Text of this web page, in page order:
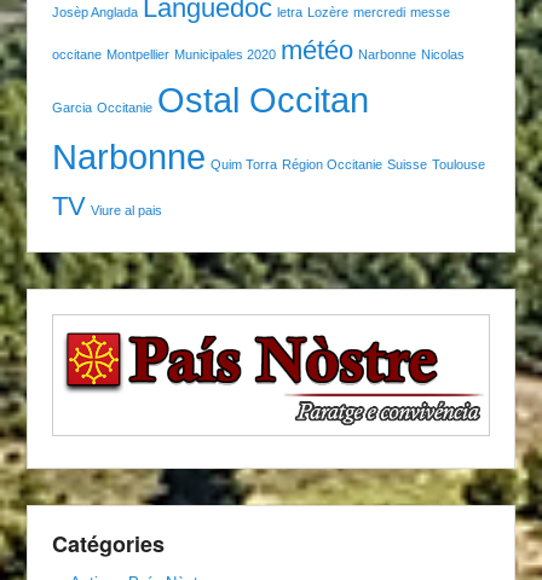
Josèp Anglada Languedoc letra Lozère mercredi messe
occitane Montpellier Municipales 2020 météo Narbonne Nicolas
Garcia Occitanie Ostal Occitan
Narbonne Quim Torra Région Occitanie Suisse Toulouse
TV Viure al pais
Catégories